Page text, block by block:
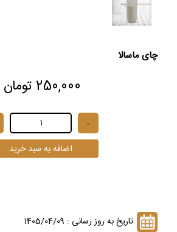
چای ماسالا
250,000 تومان
تاریخ به روز رسانی : 1405/04/09